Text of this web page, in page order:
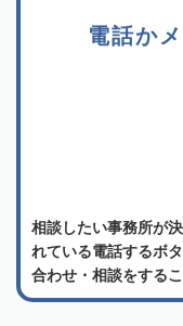
電話か
相談したい事務所が
れている電話するボ
合わせ・相談をするこ